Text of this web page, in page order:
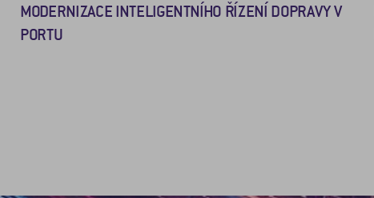
MODERNIZACE INTELIGENTNÍHO ŘÍZENÍ DOPRAVY V
PORTU